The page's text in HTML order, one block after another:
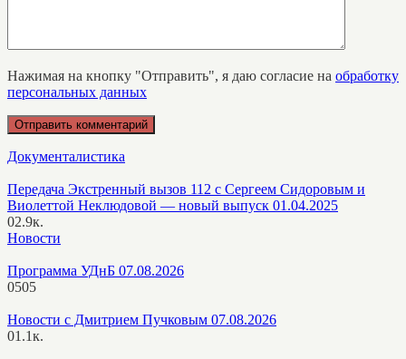
Нажимая на кнопку "Отправить", я даю согласие на обработку
персональных данных
Документалистика
Передача Экстренный вызов 112 с Сергеем Сидоровым и
Виолеттой Неклюдовой — новый выпуск 01.04.2025
02.9к.
Новости
Программа УДнБ 07.08.2026
0505
Новости с Дмитрием Пучковым 07.08.2026
01.1к.